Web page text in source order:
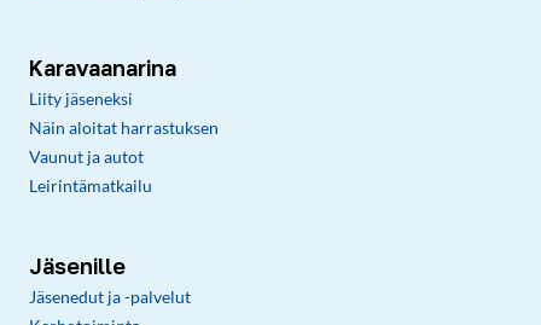
Karavaanarina
Liity jäseneksi
Näin aloitat harrastuksen
Vaunut ja autot
Leirintämatkailu
Jäsenille
Jäsenedut ja -palvelut